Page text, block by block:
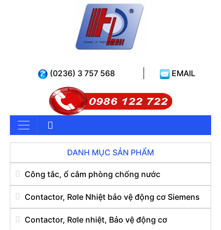
(0236) 3 757 568 EMAIL
DANH MỤC SẢN PHẨM
Công tắc, ổ cắm phòng chống nước
Contactor, Rơle Nhiệt bảo vệ động cơ Siemens
Contactor, Rơle nhiệt, Bảo vệ động cơ